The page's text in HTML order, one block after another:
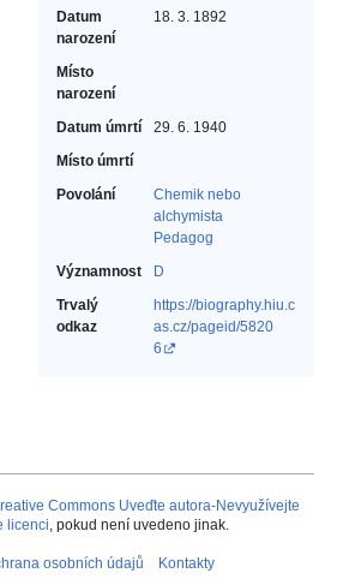
Datum
narození
18. 3. 1892
Místo
narození
Datum úmrtí
29. 6. 1940
Místo úmrtí
Povolání
Chemik nebo
alchymista‎
Pedagog‎
Významnost
D
Trvalý
odkaz
https://biography.hiu.c
as.cz/pageid/5820
6
Commons Uveďte autora-Nevyužívejte
licenci, pokud není uvedeno jinak.
osobních údajů Kontakty